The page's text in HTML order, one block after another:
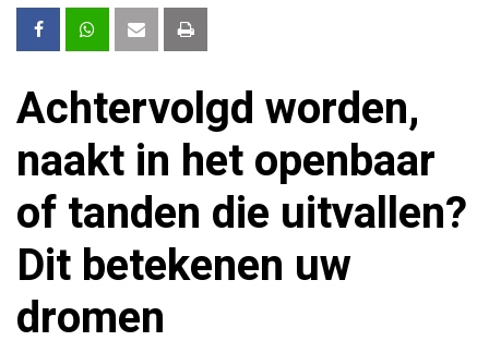
Achtervolgd worden,
naakt in het openbaar
of tanden die uitvallen?
Dit betekenen uw
dromen